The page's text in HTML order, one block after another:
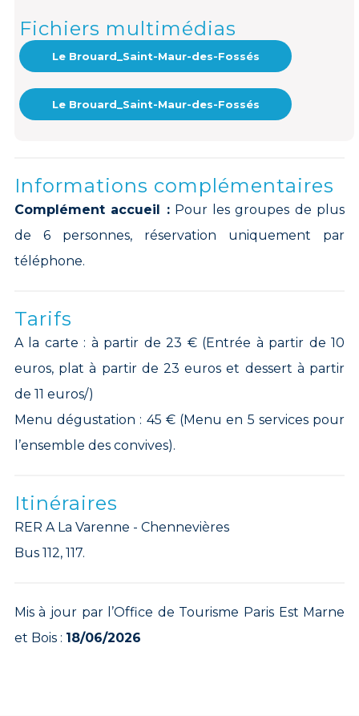
Fichiers multimédias
Le Brouard_Saint-Maur-des-Fossés
Le Brouard_Saint-Maur-des-Fossés
Informations complémentaires
Complément accueil :Pour les groupes de plus
de 6 personnes, réservation uniquement par
téléphone.
Tarifs
A la carte : à partir de 23 € (Entrée à partir de 10
euros, plat à partir de 23 euros et dessert à partir
de 11 euros/)
Menu dégustation : 45 € (Menu en 5 services pour
l’ensemble des convives).
Itinéraires
RER A La Varenne - Chennevières
Bus 112, 117.
Mis à jour par l’Office de Tourisme Paris Est Marne
et Bois : 18/06/2026